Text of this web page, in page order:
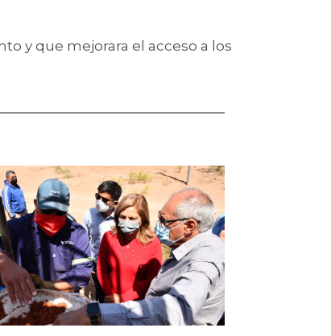
y que mejorara el acceso a los